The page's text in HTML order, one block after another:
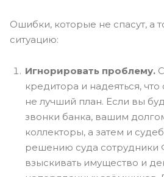
Ошибки, которые не спасут, а
ситуацию:
Игнорировать проблему.
кредитора и надеяться,
не лучший план. Если вы
звонки банка, вашим
коллекторы, а затем и
решению суда
взыскивать имущество и